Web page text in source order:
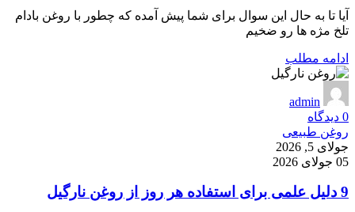
آیا تا به حال این سوال برای شما پیش آمده که چطور با روغن بادام
تلخ مژه ها رو ضخیم
ادامه مطلب
admin
0 دیدگاه
روغن طبیعی
جولای 5, 2026
05 جولای 2026
9 دلیل علمی برای استفاده هر روز از روغن نارگیل